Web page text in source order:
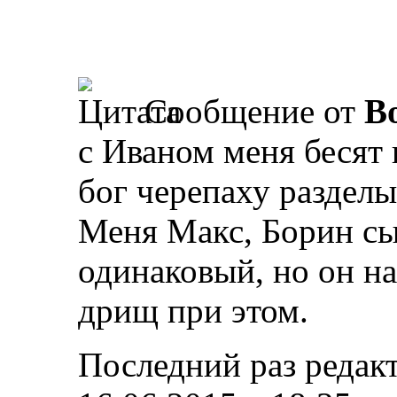
Сообщение от
с Иваном меня
бог черепаху
Меня Макс, Борин
одинаковый, но он
дрищ при этом.
Последний раз